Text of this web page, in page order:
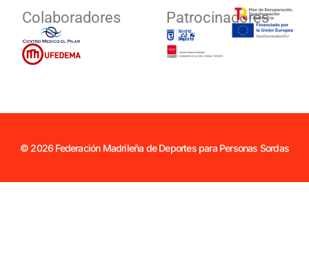
Colaboradores Patrocinadores
© 2026 Federación Madrileña de Deportes para Personas Sordas